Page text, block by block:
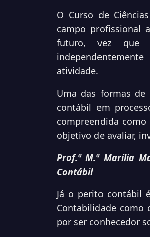
O Curso de
campo profissional
futuro, vez que
atividade.
Uma das formas
contábil em
compreendida
objetivo de avaliar,
Prof.ª M.ª Marília
Contábil
Já o perito contábil
Contabilidade como
por ser conhecedor